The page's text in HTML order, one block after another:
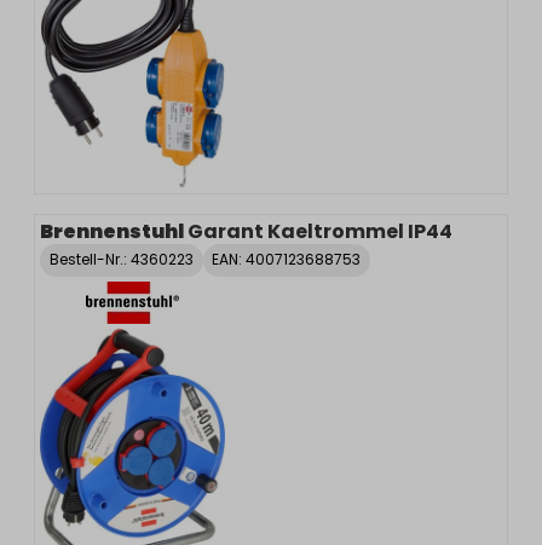
BrennenstuhlGarant Kaeltrommel IP44
Bestell-Nr.: 4360223 EAN: 4007123688753